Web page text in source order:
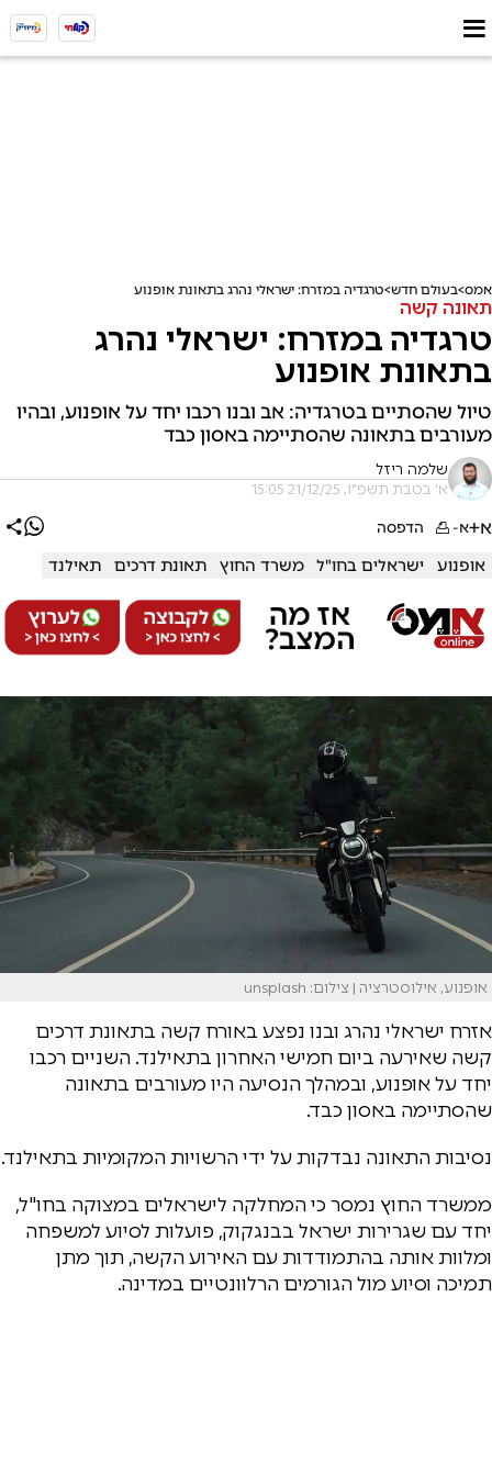
אמס בעולם חדש טרגדיה במזרח: ישראלי נהרג בתאונת אופנוע
תאונה קשה
טרגדיה במזרח: ישראלי נהרג
בתאונת אופנוע
טיול שהסתיים בטרגדיה: אב ובנו רכבו יחד על אופנוע, ובהיו
מעורבים בתאונה שהסתיימה באסון כבד
שלמה ריזל
א' בטבת תשפ"ו, 21/12/25 15:05
א+א- הדפסה
אופנוע ישראלים בחו"ל משרד החוץ תאונת דרכים תאילנד
אופנוע, אילוסטרציה | צילום: unsplash
אזרח ישראלי נהרג ובנו נפצע באורח קשה בתאונת דרכים
קשה שאירעה ביום חמישי האחרון בתאילנד. השניים רכבו
יחד על אופנוע, ובמהלך הנסיעה היו מעורבים בתאונה
שהסתיימה באסון כבד.
נסיבות התאונה נבדקות על ידי הרשויות המקומיות בתאילנד.
ממשרד החוץ נמסר כי המחלקה לישראלים במצוקה בחו"ל,
יחד עם שגרירות ישראל בבנגקוק, פועלות לסיוע למשפחה
ומלוות אותה בהתמודדות עם האירוע הקשה, תוך מתן
תמיכה וסיוע מול הגורמים הרלוונטיים במדינה.